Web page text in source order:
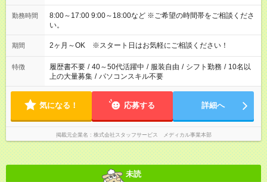
勤務時間
8:00～17:00 9:00～18:00など ※ご希望の時間帯をご相談くださ
い。
期間 2ヶ月～OK ※スタート日はお気軽にご相談ください！
特徴 履歴書不要 / 40～50代活躍中 / 服装自由 / シフト勤務 / 10名以
上の大量募集 / パソコンスキル不要
気になる！ 応募する 詳細へ
掲載元企業名 株式会社スタッフサービス メディカル事業本部
未読